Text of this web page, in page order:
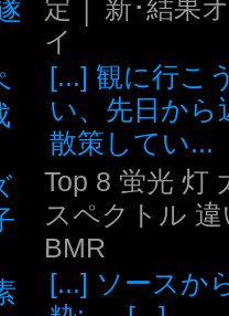
定 │ 新･結果
イ
[...] 観に行こ
い、先日から
散策してい...
Top 8 蛍光 灯
スペクトル 違
BMR
[...] ソースか